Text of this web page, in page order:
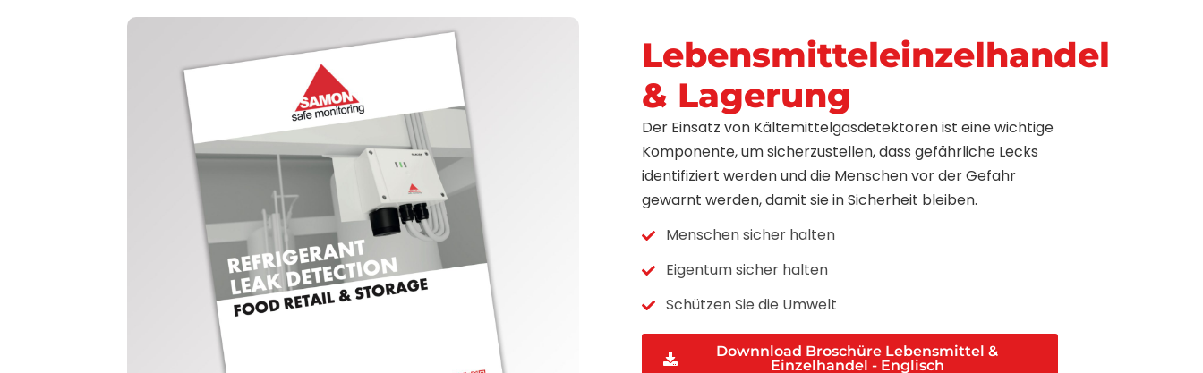
Lebensmitteleinzelhandel
& Lagerung
Der Einsatz von Kältemittelgasdetektoren ist eine wichtige
Komponente, um sicherzustellen, dass gefährliche Lecks
identifiziert werden und die Menschen vor der Gefahr
gewarnt werden, damit sie in Sicherheit bleiben.
Menschen sicher halten
Eigentum sicher halten
Schützen Sie die Umwelt
Downnload Broschüre Lebensmittel &
Einzelhandel - Englisch